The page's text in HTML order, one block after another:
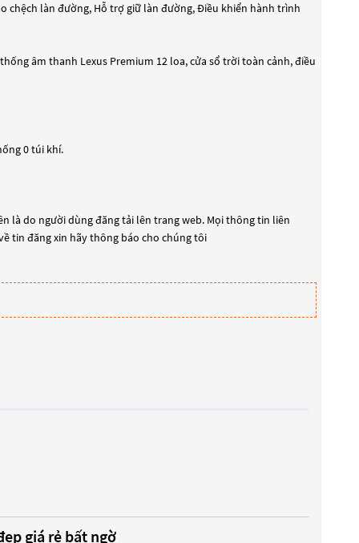
chệch làn đường, Hỗ trợ giữ làn đường, Điều khiển hành trình
âm thanh Lexus Premium 12 loa, cửa sổ trời toàn cảnh, điều
0 túi khí.
là do người dùng đăng tải lên trang web. Mọi thông tin liên
tin đăng xin hãy thông báo cho chúng tôi
giá rẻ bất ngờ